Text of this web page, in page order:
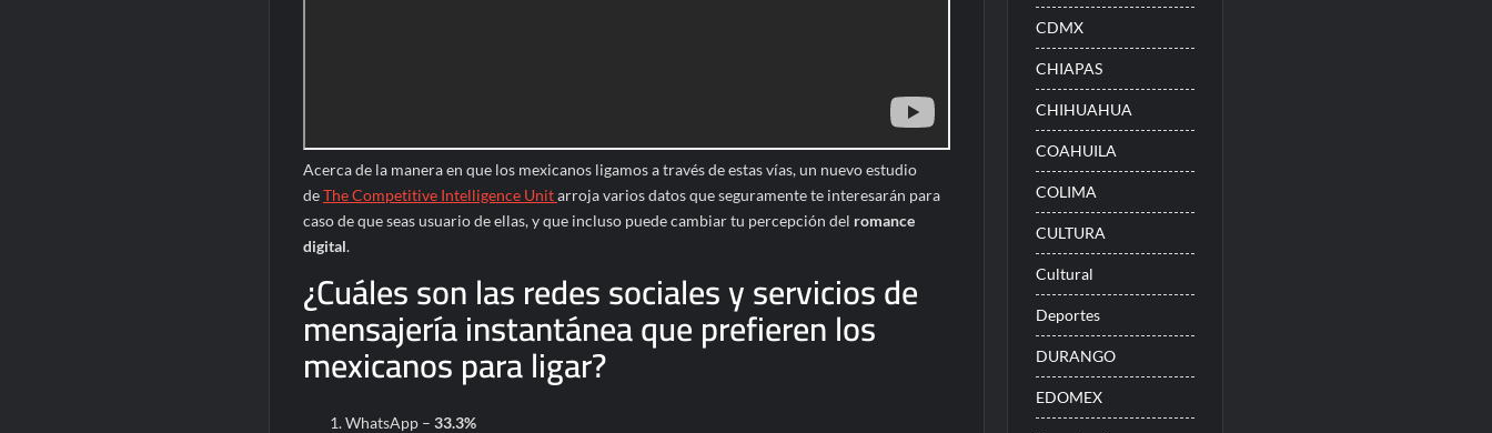
Acerca de la manera en que los mexicanos ligamos a través de estas vías, un nuevo estudio
deThe Competitive Intelligence Unitarroja varios datos que seguramente te interesarán para
caso de que seas usuario de ellas, y que incluso puede cambiar tu percepción del romance
digital.
¿Cuáles son las redes sociales y servicios de
mensajería instantánea que prefieren los
mexicanos para ligar?
WhatsApp –33.3%
CDMX
CHIAPAS
CHIHUAHUA
COAHUILA
COLIMA
CULTURA
Cultural
Deportes
DURANGO
EDOMEX